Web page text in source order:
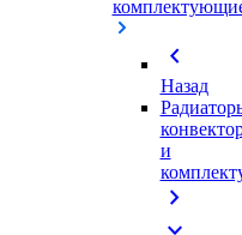
chevron_left
Назад
и
chevron_right